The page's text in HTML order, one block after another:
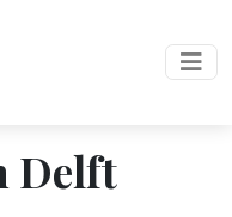
Delft